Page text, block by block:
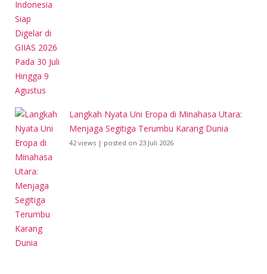
Langkah Nyata Uni Eropa di Minahasa Utara:
Menjaga Segitiga Terumbu Karang Dunia
42 views | posted on 23 Juli 2026